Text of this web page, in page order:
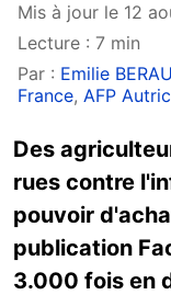
Mis à jour le 12
Lecture : 7 min
Par : Emilie
France, AFP
Des
rues contre
pouvoir
publication
3.000 fois en